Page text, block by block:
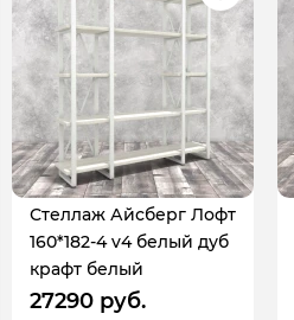
Стеллаж Айсберг Лофт
160*182-4 v4 белый дуб
крафт белый
27290 руб.